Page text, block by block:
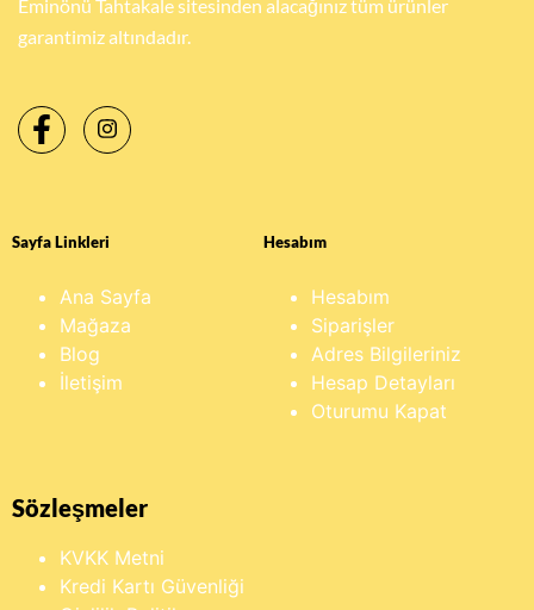
Eminönü Tahtakale sitesinden alacağınız tüm ürünler
garantimiz altındadır.
Sayfa Linkleri
Ana Sayfa
Mağaza
Blog
İletişim
Hesabım
Hesabım
Siparişler
Adres Bilgileriniz
Hesap Detayları
Oturumu Kapat
Sözleşmeler
KVKK Metni
Kredi Kartı Güvenliği